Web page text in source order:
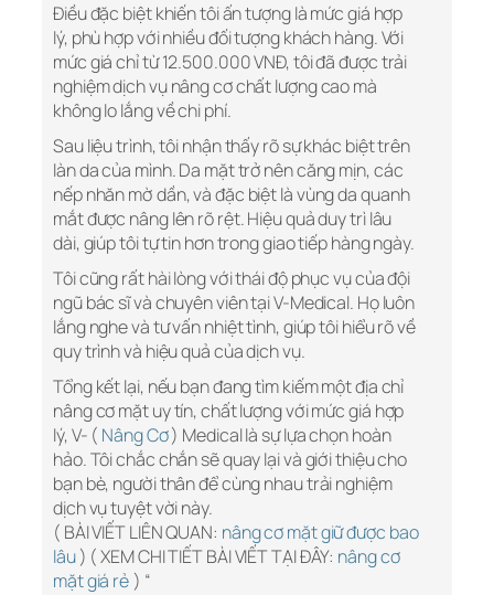
Điều đặc biệt khiến tôi ấn tượng là mức giá hợp
lý, phù hợp với nhiều đối tượng khách hàng. Với
mức giá chỉ từ 12.500.000 VNĐ, tôi đã được trải
nghiệm dịch vụ nâng cơ chất lượng cao mà
không lo lắng về chi phí.
Sau liệu trình, tôi nhận thấy rõ sự khác biệt trên
làn da của mình. Da mặt trở nên căng mịn, các
nếp nhăn mờ dần, và đặc biệt là vùng da quanh
mắt được nâng lên rõ rệt. Hiệu quả duy trì lâu
dài, giúp tôi tự tin hơn trong giao tiếp hàng ngày.
Tôi cũng rất hài lòng với thái độ phục vụ của đội
ngũ bác sĩ và chuyên viên tại V-Medical. Họ luôn
lắng nghe và tư vấn nhiệt tình, giúp tôi hiểu rõ về
quy trình và hiệu quả của dịch vụ.
Tổng kết lại, nếu bạn đang tìm kiếm một địa chỉ
nâng cơ mặt uy tín, chất lượng với mức giá hợp
lý, V- ( Nâng Cơ) Medical là sự lựa chọn hoàn
hảo. Tôi chắc chắn sẽ quay lại và giới thiệu cho
bạn bè, người thân để cùng nhau trải nghiệm
dịch vụ tuyệt vời này.
( BÀI VIẾT LIÊN QUAN: nâng cơ mặt giữ được bao
lâu) ( XEM CHI TIẾT BÀI VIẾT TẠI ĐÂY: nâng cơ
mặt giá rẻ ) “